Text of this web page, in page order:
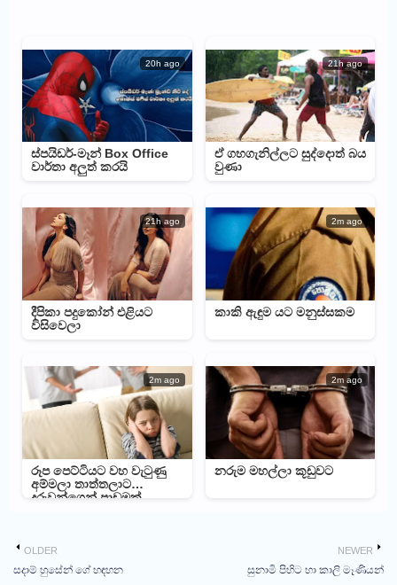
20h ago
ස්පයිඩර්-මෑන් Box Office
වාර්තා අලුත් කරයි
21h ago
ඒ ගහගැනිල්ලට සුද්දොත් බය
වුණා
21h ago
දීපිකා පදුකෝන් එළියට
විසිවෙලා
2m ago
කාකි ඇඳුම යට මනුස්සකම
2m ago
රූප පෙට්ටියට වහ වැටුණු
අම්මලා තාත්තලාට
දරුවන්ගෙන් පාඩමක්
2m ago
නරුම මහල්ලා කූඩුවට
NEWER
සුනාමි පිහිට හා කාලි මෑණියන්
OLDER
සදාම් හුසේන් ගේ හඳහන